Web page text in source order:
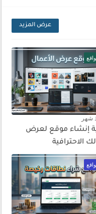
عرض المزيد
شهر
إنشاء موقع لعرض
الاحترافية